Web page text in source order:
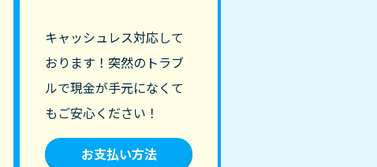
キャッシュレス対応して
おります！突然のトラブ
ルで現金が手元になくて
もご安心ください！
お支払い方法